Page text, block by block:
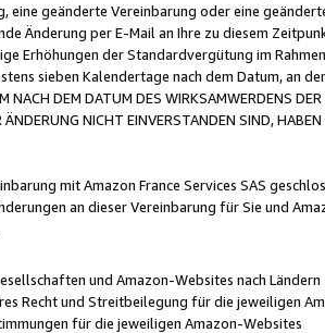
eine geänderte Vereinbarung oder eine
Änderung per E-Mail an Ihre zu diesem
Erhöhungen der Standardvergütung im
sieben Kalendertage nach dem Datum, an
NACH DEM DATUM DES WIRKSAMWERDENS
NICHT EINVERSTANDEN SIND,
mit Amazon France Services SAS
an dieser Vereinbarung für Sie und
und Amazon-Websites nach Ländern
Recht und Streitbeilegung für die jeweiligen
für die jeweiligen Amazon-Websites